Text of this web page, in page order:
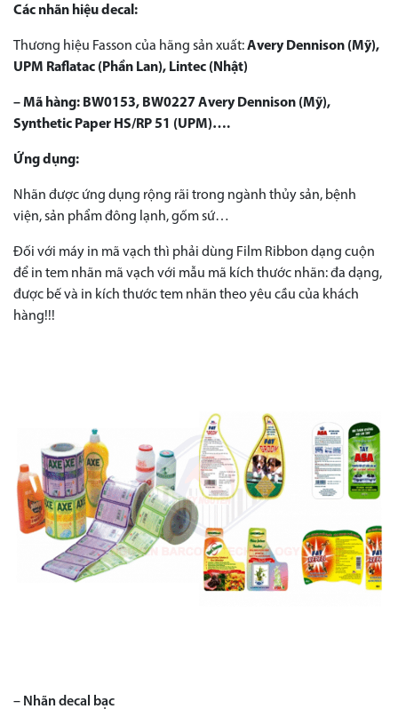
Các nhãn hiệu decal:
Thương hiệu Fasson của hãng sản xuất:Avery Dennison (Mỹ),
UPM Raflatac (Phần Lan), Lintec (Nhật)
– Mã hàng: BW0153, BW0227 Avery Dennison (Mỹ),
Synthetic Paper HS/RP 51 (UPM)….
Ứng dụng:
Nhãn được ứng dụng rộng rãi trong ngành thủy sản, bệnh
viện, sản phẩm đông lạnh, gốm sứ…
Đối với máy in mã vạch thì phải dùng Film Ribbon dạng cuộn
để in tem nhãn mã vạch với mẫu mã kích thước nhãn: đa dạng,
được bế và in kích thước tem nhãn theo yêu cầu của khách
hàng!!!
– Nhãn decal bạc